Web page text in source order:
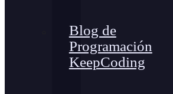
Blog de
Programación
KeepCoding